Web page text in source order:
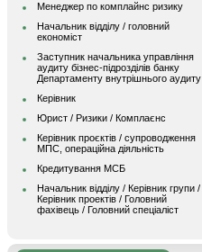
Менеджер по комплайнс ризику
Начальник відділу / головний
економіст
Заступник начальника управління
аудиту бізнес-підрозділів банку
Департаменту внутрішнього аудиту
Керівник
Юрист / Ризики / Комплаєнс
Керівник проєктів / супроводження
МПС, операційна діяльність
Кредитування МСБ
Начальник вiддiлу / Керівник групи /
Керівник проектів / Головний
фахівець / Головний спеціаліст